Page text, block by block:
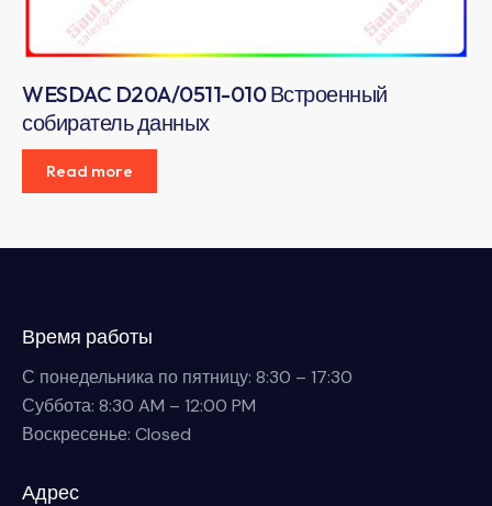
WESDAC D20A/0511-010 Встроенный
собиратель данных
Read more
Время работы
С понедельника по пятницу: 8:30 – 17:30
Суббота: 8:30 AM – 12:00 PM
Воскресенье: Closed
Адрес